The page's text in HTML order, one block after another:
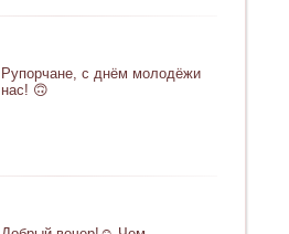
Рупорчане, с днём молодёжи
нас! 🙃